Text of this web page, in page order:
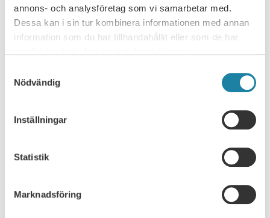
annons- och analysföretag som vi samarbetar med.
Dessa kan i sin tur kombinera informationen med annan
information som du har tillhandahållit eller som de har
Nödvändig
Inställningar
Statistik
Marknadsföring
NYHETSARKIV
Pressmeddelande